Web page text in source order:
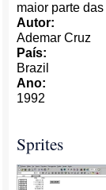
maior parte
Autor:
Ademar Cruz
País:
Brazil
Ano:
1992
Sprites